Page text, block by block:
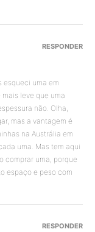
esqueci uma em
leve que uma
não. Olha,
mas a vantagem é
na Austrália em
uma. Mas tem aqui
comprar uma, porque
espaço e peso com
RESPONDER
RESPONDER